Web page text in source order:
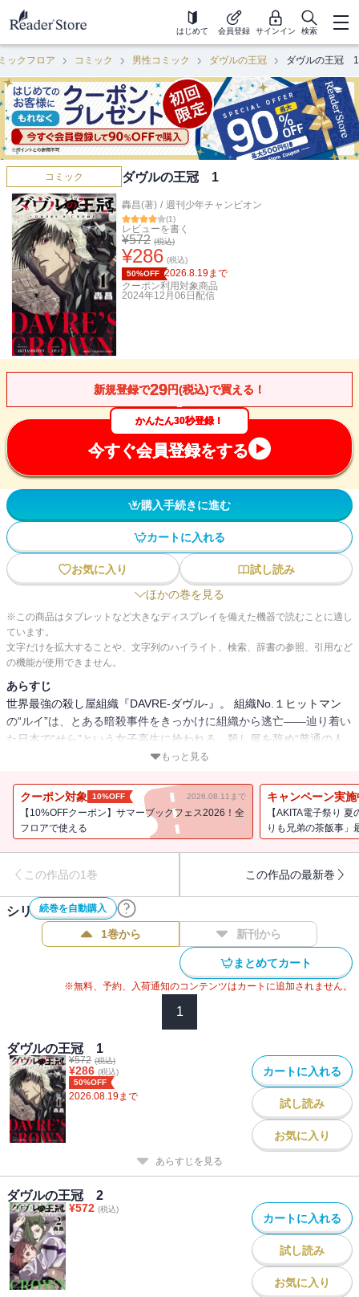
はじめて 会員登録 サインイン 検索
ックフロア コミック 男性コミック ダヴルの王冠 ダヴルの王冠 1
コミック ダヴルの王冠 1
轟昌(著) / 週刊少年チャンピオン
(1)
レビューを書く
¥572 (税込)
¥286 (税込)
50%OFF 2026.8.19まで
クーポン利用対象商品
2024年12月06日 配信
新規登録で29円(税込)で買える！
かんたん30秒登録！
今すぐ会員登録をする
購入手続きに進む
カートに入れる
お気に入り
試し読み
ほかの巻を見る
※この商品はタブレットなど大きなディスプレイを備えた機器で読むことに適し
ています。
文字だけを拡大することや、文字列のハイライト、検索、辞書の参照、引用など
の機能が使用できません。
あらすじ
世界最強の殺し屋組織『DAVRE‐ダヴル‐』。 組織No.１ヒットマン
の“ルイ”は、とある暗殺事件をきっかけに組織から逃亡――辿り着い
た日本で“せら”という女子高生に拾われる。殺し屋を辞め“普通の人
生”に憧れるルイ。ところが、せらが住む教会は殺し屋やマフィア、
ており…!? 殺し屋たちのバイオレンス＆アクション、はじまりの第
１巻!!
もっと見る
クーポン対象 10%OFF 2026.08.11まで
【10%OFFクーポン】サマーブックフェス2026！全
フロアで使える
キャンペーン実施
【AKITA電子祭り
りも兄弟の茶飯事」
この作品の1巻 この作品の最新巻
続巻を自動購入
シリーズ作品(4件)
1巻から 新刊から
まとめてカート
※無料、予約、入荷通知のコンテンツはカートに追加されません。
1
ダヴルの王冠 1
¥572 (税込)
¥286 (税込)
50%OFF
2026.08.19まで
カートに入れる
試し読み
お気に入り
あらすじを見る
ダヴルの王冠 2
¥572 (税込)
カートに入れる
試し読み
お気に入り